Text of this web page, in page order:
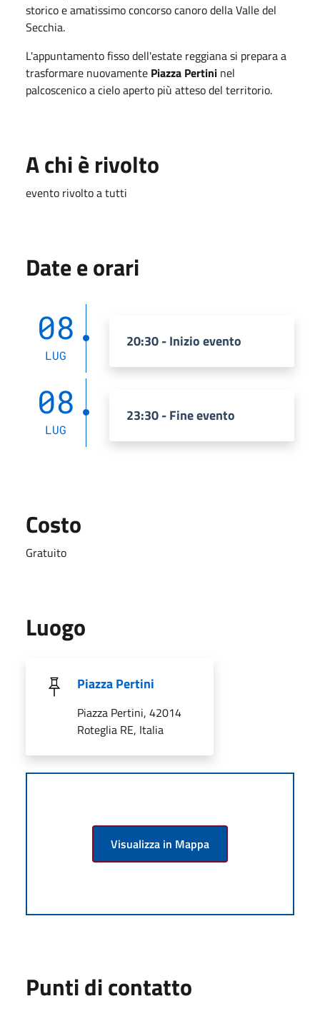
storico e amatissimo concorso canoro della Valle del
Secchia.
L'appuntamento fisso dell'estate reggiana si prepara a
trasformare nuovamente Piazza Pertini nel
palcoscenico a cielo aperto più atteso del territorio.
A chi è rivolto
evento rivolto a tutti
Date e orari
08
LUG
20:30 - Inizio evento
08
LUG
23:30 - Fine evento
Costo
Gratuito
Luogo
Piazza Pertini
Piazza Pertini, 42014
Roteglia RE, Italia
Visualizza in Mappa
Punti di contatto